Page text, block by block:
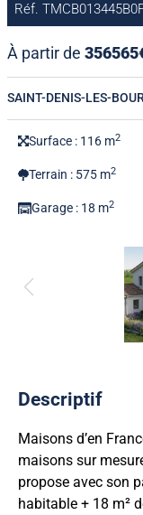
Réf.
À partir de
SAINT-DENIS-LES-
Surface : 116 m2
Terrain : 575 m2
Garage : 18 m2
Descriptif
Maisons d’en
maisons sur
propose avec son
habitable + 18 m²